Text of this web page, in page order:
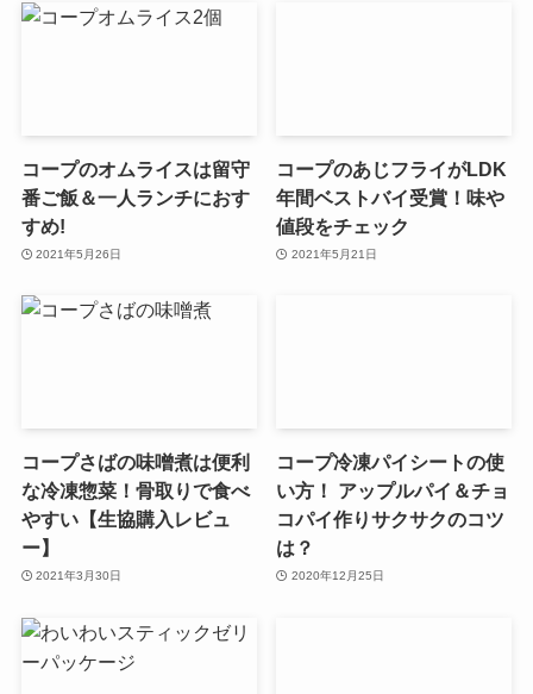
コープのオムライスは留守
番ご飯＆一人ランチにおす
すめ!
2021年5月26日
コープのあじフライがLDK
年間ベストバイ受賞！味や
値段をチェック
2021年5月21日
コープさばの味噌煮は便利
な冷凍惣菜！骨取りで食べ
やすい【生協購入レビュ
ー】
2021年3月30日
コープ冷凍パイシートの使
い方！ アップルパイ＆チョ
コパイ作りサクサクのコツ
は？
2020年12月25日